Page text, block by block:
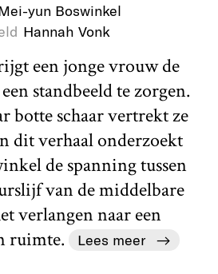
yun Boswinkel
Hannah Vonk
een jonge vrouw de
standbeeld te zorgen.
botte schaar vertrekt ze
dit verhaal onderzoekt
de spanning tussen
van de middelbare
verlangen naar een
ruimte.
Lees meer